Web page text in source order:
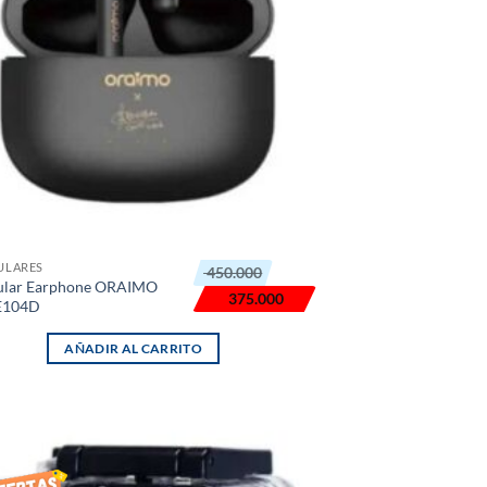
Earphone ORAIMO
450.000
El
precio
original
era:
375.000
El
precio
actual
es:
AÑADIR AL CARRITO
AÑADIR